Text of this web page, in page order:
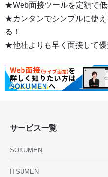
★Web面接ツールを定額で低
★カンタンでシンプルに使
る！
★他社よりも早く面接して
サービス一覧
SOKUMEN
ITSUMEN